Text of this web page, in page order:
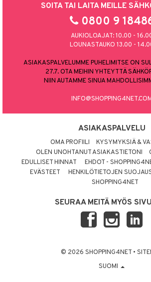
SOITA TAI LAITA MEILLE
0800 9
AUKIOLOAJAT: 10.00 -
LOUNASTAUKO 13.00 -
ASIAKASPALVELUMME PUHELIMITSE ON
27.7. OTA MEIHIN YHTEYTTÄ
NIIN AUTAMME SINUA
ASIAKASPALVELU
OMA PROFIILI
KYSYMYKSIÄ &
OLEN UNOHTANUT ASIAKASTIETONI
EDULLISET HINNAT
EHDOT -
EVÄSTEET
HENKILÖTIETOJEN
SHOPPING4NET
SEURAA MEITÄ MYÖS
© 2026 SHOPPING4NET •
SUOMI